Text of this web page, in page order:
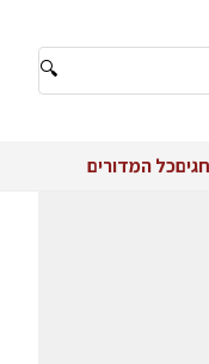
🔍
כל המדורים